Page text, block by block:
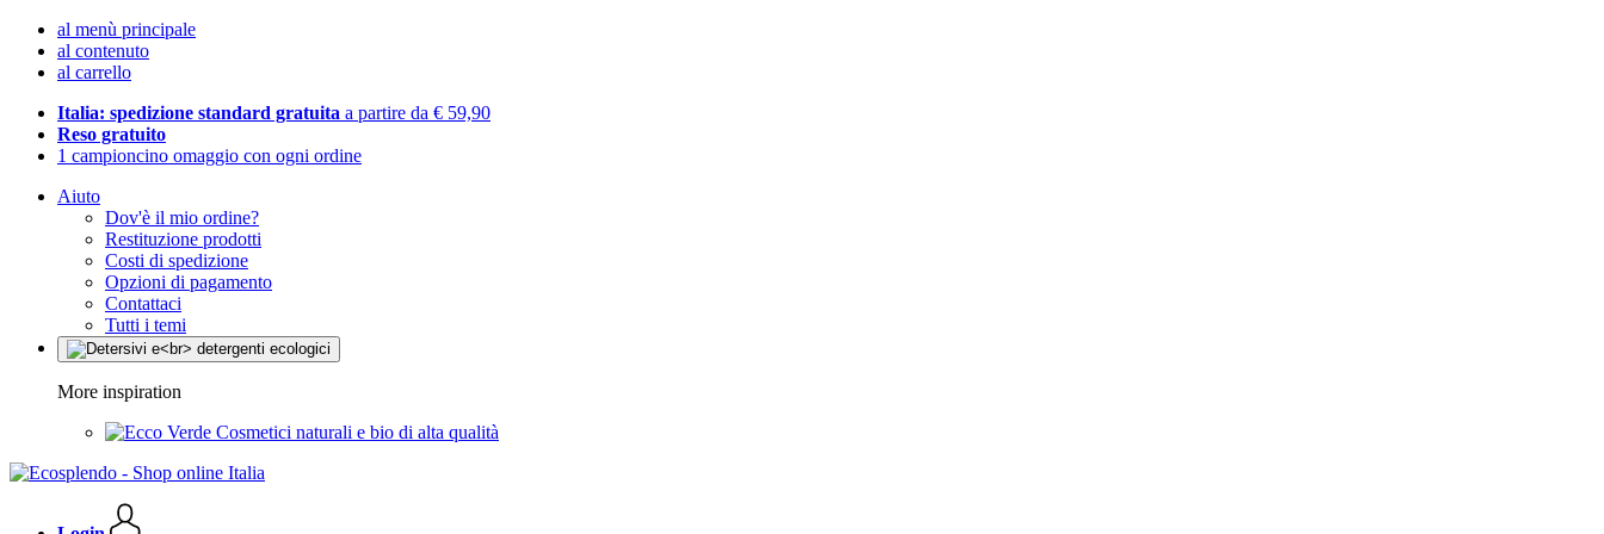
al menù principale
al contenuto
al carrello
Italia: spedizione standard gratuita a partire da € 59,90
Reso gratuito
1 campioncino omaggio con ogni ordine
Aiuto
Dov'è il mio ordine?
Restituzione prodotti
Costi di spedizione
Opzioni di pagamento
Contattaci
Tutti i temi
More inspiration
Cosmetici naturali e bio di alta qualità